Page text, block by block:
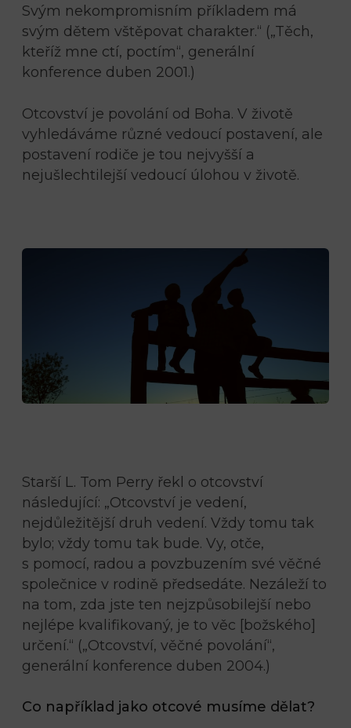
Svým nekompromisním příkladem má
svým dětem vštěpovat charakter.“ („Těch,
kteříž mne ctí, poctím“, generální
konference duben 2001.)
Otcovství je povolání od Boha. V životě
vyhledáváme různé vedoucí postavení, ale
postavení rodiče je tou nejvyšší a
nejušlechtilejší vedoucí úlohou v životě.
Starší L. Tom Perry řekl o otcovství
následující: „Otcovství je vedení,
nejdůležitější druh vedení. Vždy tomu tak
bylo; vždy tomu tak bude. Vy, otče,
s pomocí, radou a povzbuzením své věčné
společnice v rodině předsedáte. Nezáleží to
na tom, zda jste ten nejzpůsobilejší nebo
nejlépe kvalifikovaný, je to věc [božského]
určení.“ („Otcovství, věčné povolání“,
generální konference duben 2004.)
Co například jako otcové musíme dělat?